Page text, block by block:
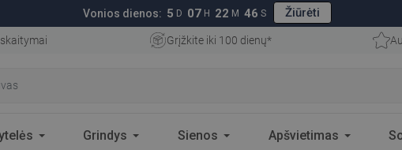
Vonios dienos: 5 D 07 H 22 M 45 S Žiūrėti
Grįžkite iki 100 dienų*
Grindys Sienos Apšvietimas